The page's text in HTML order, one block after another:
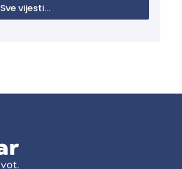
Sve vijesti...